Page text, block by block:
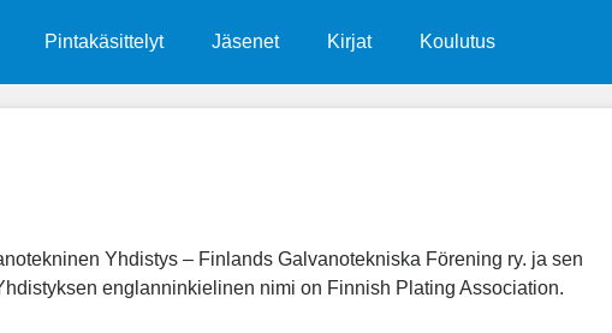
Pintakäsittelyt Jäsenet Kirjat Koulutus
Yhdistys – Finlands Galvanotekniska Förening ry. ja sen
englanninkielinen nimi on Finnish Plating Association.